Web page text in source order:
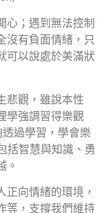
心；遇到無法控制
沒有負面情緒，只
可以說處於美滿狀
悲觀，雖說本性
學強調習得樂觀
透過學習，學會樂
括智慧與知識、勇
。
正向情緒的環境，
等，支撐我們維持